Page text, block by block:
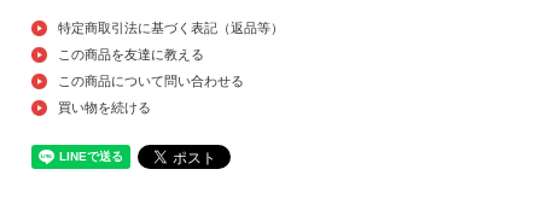
特定商取引法に基づく表記（返品等）
この商品を友達に教える
この商品について問い合わせる
買い物を続ける